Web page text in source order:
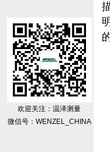
欢迎关注：温泽测量
微信号：WENZEL_CHINA